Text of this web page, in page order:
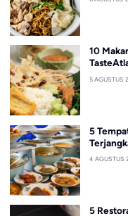
10
5 AGUSTUS
5
4 AGUSTUS
5